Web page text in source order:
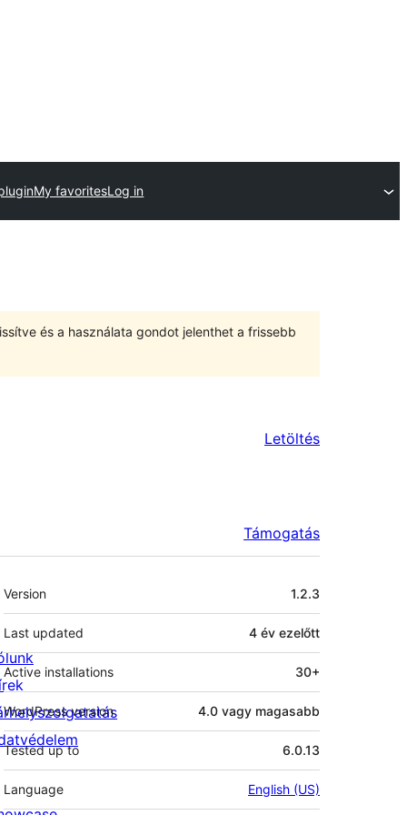
My favoritesLog in
és a használata gondot jelenthet a frissebb
Letöltés
Támogatás
Meta
Version 1.2.3
Last updated 4 év ezelőtt
Active installations 30+
WordPress version 4.0 vagy magasabb
Tested up to 6.0.13
Language English (US)